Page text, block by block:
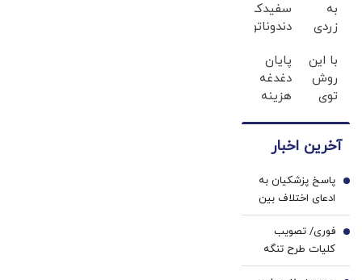
به
زردی
ها با
ژل
سفید
خرید40%تخفیف
سفیدکننده
دندوناتو
لمینت
سفید
میکنه
با این
روش
توی
زیبایی
برگردون
(40%off)
پایان
دغدغه
هزینه
پزشکی
سفید
کننده
خانگی
آخرین اخبار
پاسخ پزشکیان به
ادعای اختلاف بین
سران کشور در
خصوص
تفاهم‌نامه/ رهبری
نگفته‌اند نظر مرا رد
1
فوری/ تصویب
کلیات طرح تنگه
هرمز در کمیسیون
2